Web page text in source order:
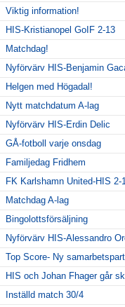
Viktig information!
HIS-Kristianopel GoIF 2-13
Matchdag!
Nyförvärv HIS-Benjamin
Helgen med Högadal!
Nytt matchdatum A-lag
Nyförvärv HIS-Erdin Delic
GÅ-fotboll varje onsdag
Familjedag Fridhem
FK Karlshamn United-HIS 2-1
Matchdag A-lag
Bingolottsförsäljning
Nyförvärv HIS-Alessandro
Top Score- Ny
HIS och Johan Fhager går
Inställd match 30/4